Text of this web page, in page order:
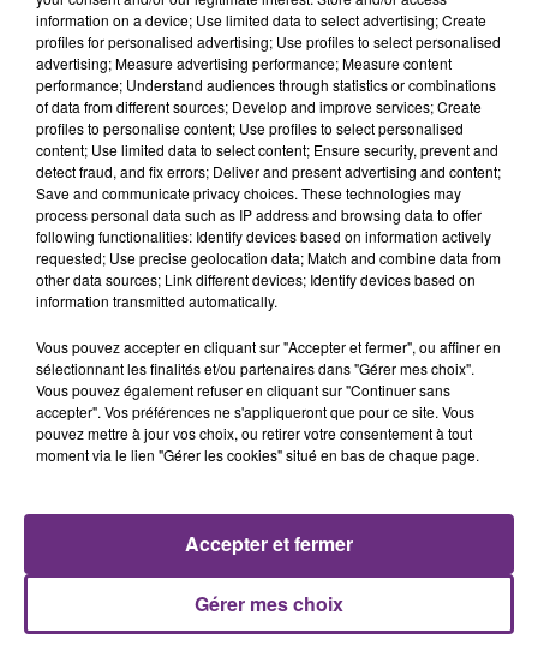
7 août 2026
LA CENTRALE NUCLÉAIRE DE CHOOZ
TOUJOURS À L'ARRÊT
Cela fait déjà une semaine que la centrale
nucléaire ardennaise est à l'arrêt. Une situation
justifiée par la sécheresse intense qui est toujours
présente.
7 août 2026
LE MAGASIN JOUÉCLUB DE REIMS FERME
C'était l'une des institutions du centre-ville
rémois. Le magasin JouéClub est contraint de
fermer ses portes.
TITRES DIFFUSÉS
information on a device; Use limited data to select advertising; Create
profiles for personalised advertising; Use profiles to select personalised
advertising; Measure advertising performance; Measure content
performance; Understand audiences through statistics or combinations
of data from different sources; Develop and improve services; Create
profiles to personalise content; Use profiles to select personalised
content; Use limited data to select content; Ensure security, prevent and
detect fraud, and fix errors; Deliver and present advertising and content;
Save and communicate privacy choices. These technologies may
process personal data such as IP address and browsing data to offer
following functionalities: Identify devices based on information actively
requested; Use precise geolocation data; Match and combine data from
other data sources; Link different devices; Identify devices based on
information transmitted automatically.
Vous pouvez accepter en cliquant sur "Accepter et fermer", ou affiner en
sélectionnant les finalités et/ou partenaires dans "Gérer mes choix".
Vous pouvez également refuser en cliquant sur "Continuer sans
accepter". Vos préférences ne s'appliqueront que pour ce site. Vous
pouvez mettre à jour vos choix, ou retirer votre consentement à tout
moment via le lien "Gérer les cookies" situé en bas de chaque page.
Gérer mes choix
Accepter et fermer